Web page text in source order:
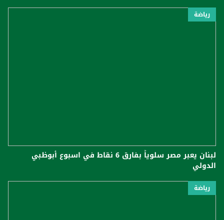
رياضة
لبنان يعبر مصر سلوياً بفارق 6 نقاط في اسبوع أبوظبي
الدولي
رياضة